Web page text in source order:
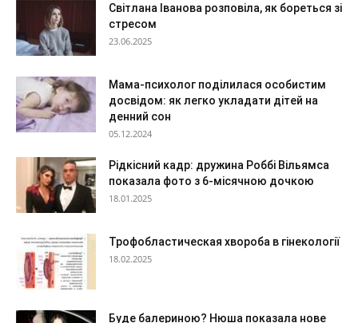
Світлана Іванова розповіла, як бореться зі
стресом
23.06.2025
Мама-психолог поділилася особистим
досвідом: як легко укладати дітей на
денний сон
05.12.2024
Рідкісний кадр: дружина Роббі Вільямса
показала фото з 6-місячною дочкою
18.01.2025
Трофобластическая хвороба в гінекології
18.02.2025
Буде балериною? Нюша показала нове